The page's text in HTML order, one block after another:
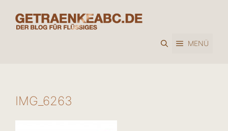
Inhalt
springen
MENÜ
IMG_6263